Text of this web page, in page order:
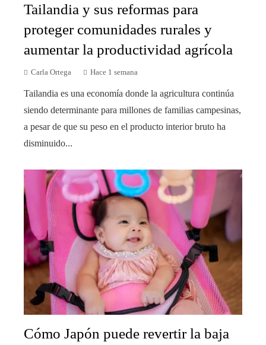
Tailandia y sus reformas para
proteger comunidades rurales y
aumentar la productividad agrícola
Carla Ortega Hace 1 semana
Tailandia es una economía donde la agricultura continúa
siendo determinante para millones de familias campesinas,
a pesar de que su peso en el producto interior bruto ha
disminuido...
Cómo Japón puede revertir la baja